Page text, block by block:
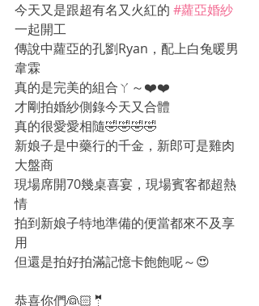
今天又是跟超有名又火紅的 #蘿亞婚紗
一起開工
傳說中蘿亞的孔劉Ryan，配上白兔暖男
韋霖
真的是完美的組合ㄚ～❤️❤️
才剛拍婚紗側錄今天又合體
真的很愛愛相隨🤣🤣🤣🤣
新娘子是中藥行的千金，新郎可是雞肉
大盤商
現場席開70幾桌喜宴，現場賓客都超熱
情
拍到新娘子特地準備的便當都來不及享
用
但還是拍好拍滿記憶卡飽飽呢～😍
恭喜你們👰🏻🤵